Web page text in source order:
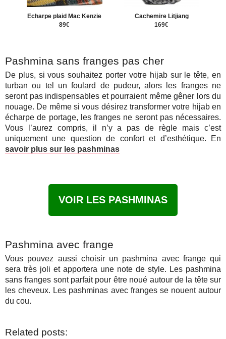
Echarpe plaid Mac Kenzie
89€
Cachemire Litjiang
169€
Pashmina sans franges pas cher
De plus, si vous souhaitez porter votre hijab sur le tête, en
turban ou tel un foulard de pudeur, alors les franges ne
seront pas indispensables et pourraient même gêner lors du
nouage. De même si vous désirez transformer votre hijab en
écharpe de portage, les franges ne seront pas nécessaires.
Vous l’aurez compris, il n’y a pas de règle mais c’est
uniquement une question de confort et d’esthétique. En
savoir plus sur les pashminas
VOIR LES PASHMINAS
Pashmina avec frange
Vous pouvez aussi choisir un pashmina avec frange qui
sera très joli et apportera une note de style. Les pashmina
sans franges sont parfait pour être noué autour de la tête sur
les cheveux. Les pashminas avec franges se nouent autour
du cou.
Related posts: